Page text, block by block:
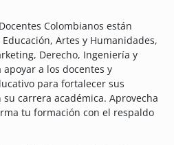
Colombianos están
Artes y Humanidades,
Derecho, Ingeniería y
a los docentes y
para fortalecer sus
carrera académica. Aprovecha
tu formación con el respaldo